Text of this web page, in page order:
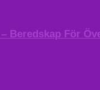
Beredskap För